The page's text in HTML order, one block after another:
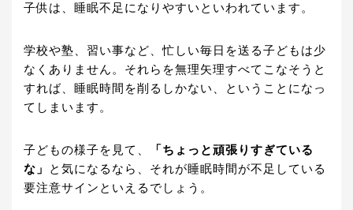
子供は、睡眠不足になりやすいといわれています。
学校や塾、習い事など、忙しい毎日を送る子どもは少
なくありません。それらを無理矢理すべてこなそうと
すれば、睡眠時間を削るしかない、ということになっ
てしまいます。
子どもの様子を見て、
「ちょっと頑張りすぎている
な」
と気になるなら、それが睡眠時間が不足している
要注意サインといえるでしょう。